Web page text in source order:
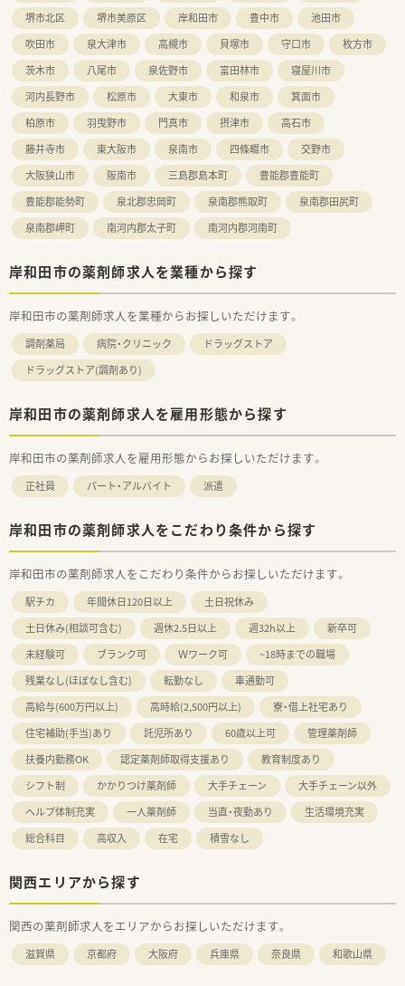
堺市北区
堺市美原区 岸和田市 豊中市
池田市
吹田市
泉大津市 高槻市 貝塚市 守口市
枚方市
茨木市
八尾市 泉佐野市 富田林市
寝屋川市
河内長野市
松原市 大東市 和泉市
箕面市
柏原市
羽曳野市 門真市 摂津市
高石市
藤井寺市
東大阪市 泉南市 四條畷市
交野市
大阪狭山市
阪南市 三島郡島本町
豊能郡豊能町
豊能郡能勢町
泉北郡忠岡町 泉南郡熊取町
泉南郡田尻町
泉南郡岬町
南河内郡太子町 南河内郡河南町
岸和田市の薬剤師求人を業種から探す
岸和田市の薬剤師求人を業種からお探しいただけます。
調剤薬局 病院・クリニック
ドラッグストア
ドラッグストア(調剤あり)
岸和田市の薬剤師求人を雇用形態から探す
岸和田市の薬剤師求人を雇用形態からお探しいただけます。
正社員 パート・アルバイト 派遣
岸和田市の薬剤師求人をこだわり条件から探す
岸和田市の薬剤師求人をこだわり条件からお探しいただけます。
駅チカ 年間休日120日以上
土日祝休み
土日休み(相談可含む)
週休2.5日以上 週32h以上
新卒可
未経験可
ブランク可 Ｗワーク可
~18時までの職場
残業なし(ほぼなし含む)
転勤なし
車通勤可
高給与(600万円以上)
高時給(2,500円以上)
寮・借上社宅あり
住宅補助(手当)あり
託児所あり 60歳以上可
管理薬剤師
扶養内勤務OK
認定薬剤師取得支援あり
教育制度あり
シフト制
かかりつけ薬剤師 大手チェーン
大手チェーン以外
ヘルプ体制充実
一人薬剤師 当直・夜勤あり
生活環境充実
総合科目
高収入 在宅 積雪なし
関西エリアから探す
関西の薬剤師求人をエリアからお探しいただけます。
滋賀県 京都府 大阪府 兵庫県 奈良県 和歌山県